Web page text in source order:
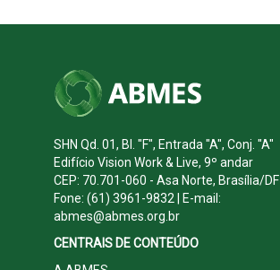
SHN Qd. 01, Bl. "F", Entrada "A", Conj. "A"
Edifício Vision Work & Live, 9º andar
CEP: 70.701-060 - Asa Norte, Brasília/DF
Fone: (61) 3961-9832 | E-mail:
abmes@abmes.org.br
CENTRAIS DE CONTEÚDO